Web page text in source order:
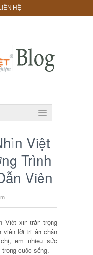
LIÊN HỆ
Việt
Trình
Viên
Việt xin trân trọng
viên lời tri ân chân
em nhiều sức
cuộc sống.